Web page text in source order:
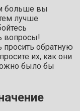
больше вы
лучше
вопросы!
просить обратную
их, как они
было бы